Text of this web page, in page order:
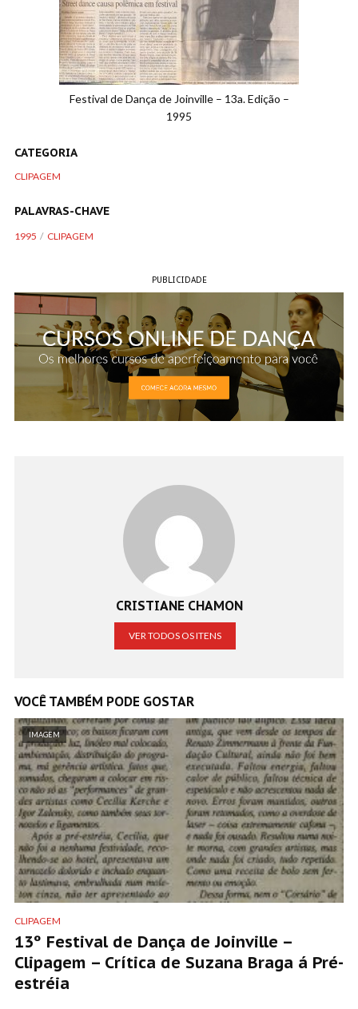
Festival de Dança de Joinville – 13a. Edição –
1995
CATEGORIA
CLIPAGEM
PALAVRAS-CHAVE
1995 CLIPAGEM
PUBLICIDADE
CRISTIANE CHAMON
VER TODOS OS ITENS
VOCÊ TAMBÉM PODE GOSTAR
IMAGEM
CLIPAGEM
13º Festival de Dança de Joinville –
Clipagem – Crítica de Suzana Braga á Pré-
estréia